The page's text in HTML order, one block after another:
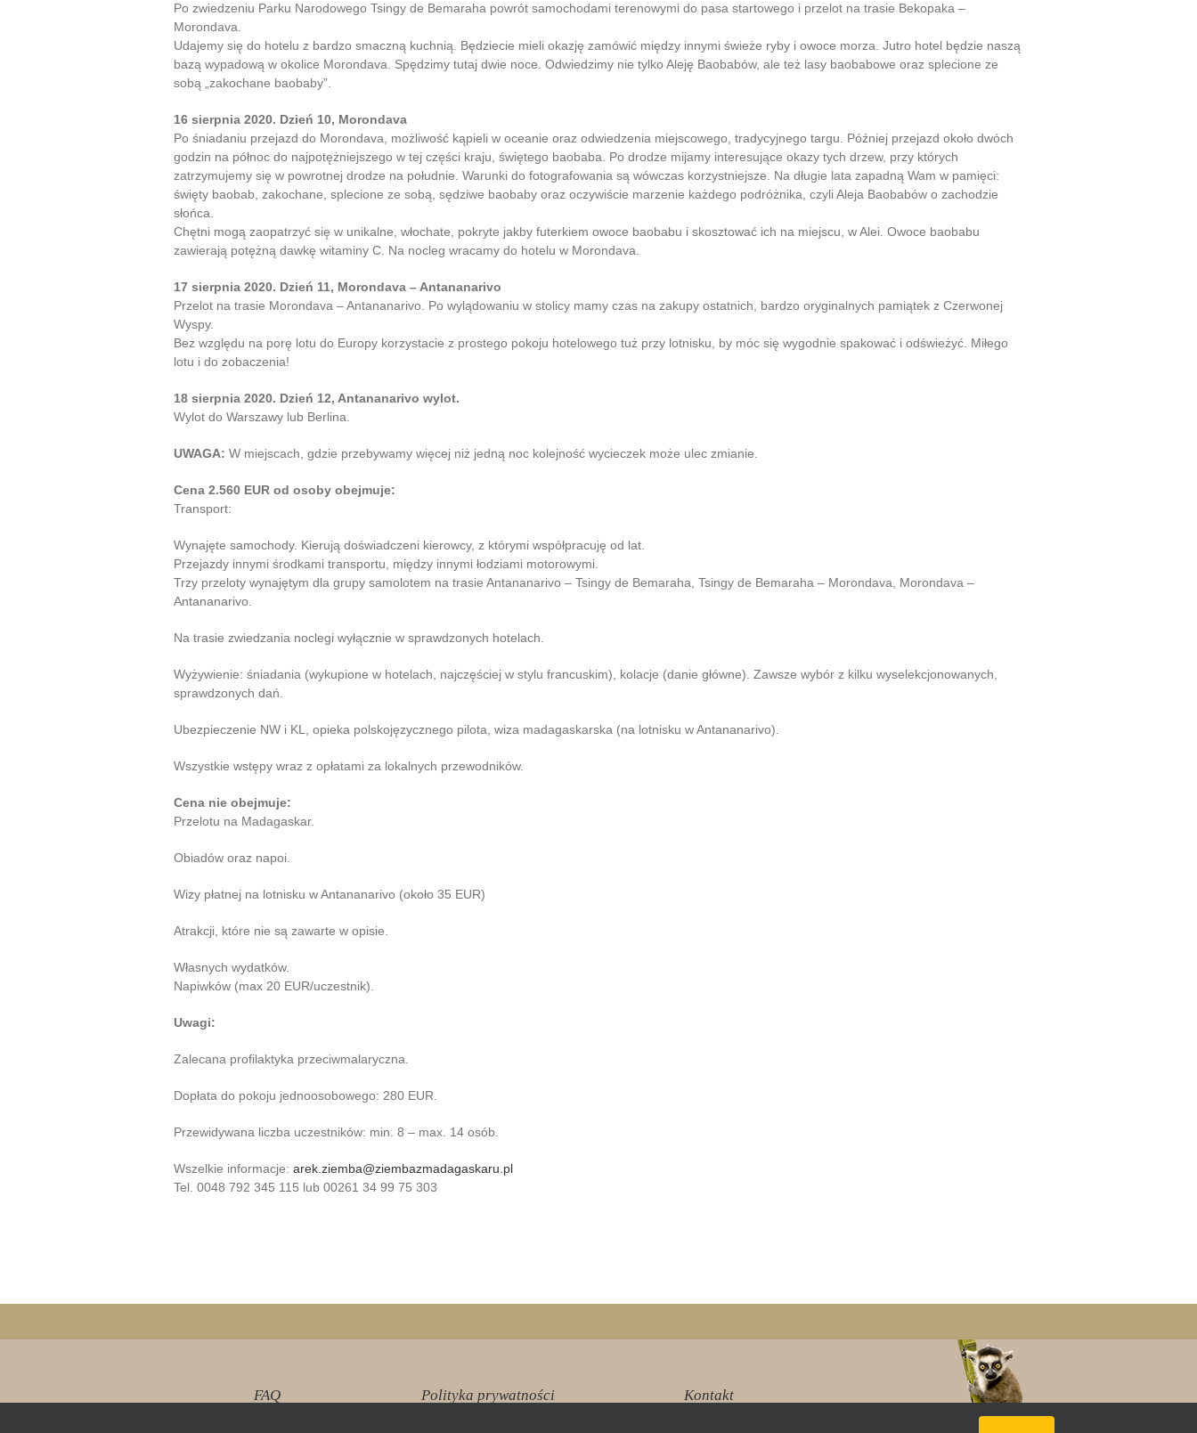
Po zwiedzeniu Parku Narodowego Tsingy de Bemaraha powrót samochodami terenowymi do pasa startowego i przelot na trasie Bekopaka –
Morondava.
Udajemy się do hotelu z bardzo smaczną kuchnią. Będziecie mieli okazję zamówić między innymi świeże ryby i owoce morza. Jutro hotel będzie naszą
bazą wypadową w okolice Morondava. Spędzimy tutaj dwie noce. Odwiedzimy nie tylko Aleję Baobabów, ale też lasy baobabowe oraz splecione ze
sobą „zakochane baobaby”.
16 sierpnia 2020. Dzień 10, Morondava
Po śniadaniu przejazd do Morondava, możliwość kąpieli w oceanie oraz odwiedzenia miejscowego, tradycyjnego targu. Później przejazd około dwóch
godzin na północ do najpotężniejszego w tej części kraju, świętego baobaba. Po drodze mijamy interesujące okazy tych drzew, przy których
zatrzymujemy się w powrotnej drodze na południe. Warunki do fotografowania są wówczas korzystniejsze. Na długie lata zapadną Wam w pamięci:
święty baobab, zakochane, splecione ze sobą, sędziwe baobaby oraz oczywiście marzenie każdego podróżnika, czyli Aleja Baobabów o zachodzie
słońca.
Chętni mogą zaopatrzyć się w unikalne, włochate, pokryte jakby futerkiem owoce baobabu i skosztować ich na miejscu, w Alei. Owoce baobabu
zawierają potężną dawkę witaminy C. Na nocleg wracamy do hotelu w Morondava.
17 sierpnia 2020. Dzień 11, Morondava – Antananarivo
Przelot na trasie Morondava – Antananarivo. Po wylądowaniu w stolicy mamy czas na zakupy ostatnich, bardzo oryginalnych pamiątek z Czerwonej
Wyspy.
Bez względu na porę lotu do Europy korzystacie z prostego pokoju hotelowego tuż przy lotnisku, by móc się wygodnie spakować i odświeżyć. Miłego
lotu i do zobaczenia!
18 sierpnia 2020. Dzień 12, Antananarivo wylot.
Wylot do Warszawy lub Berlina.
UWAGA: W miejscach, gdzie przebywamy więcej niż jedną noc kolejność wycieczek może ulec zmianie.
Cena 2.560 EUR od osoby obejmuje:
Transport:
Wynajęte samochody. Kierują doświadczeni kierowcy, z którymi współpracuję od lat.
Przejazdy innymi środkami transportu, między innymi łodziami motorowymi.
Trzy przeloty wynajętym dla grupy samolotem na trasie Antananarivo – Tsingy de Bemaraha, Tsingy de Bemaraha – Morondava, Morondava –
Antananarivo.
Na trasie zwiedzania noclegi wyłącznie w sprawdzonych hotelach.
Wyżywienie: śniadania (wykupione w hotelach, najczęściej w stylu francuskim), kolacje (danie główne). Zawsze wybór z kilku wyselekcjonowanych,
sprawdzonych dań.
Ubezpieczenie NW i KL, opieka polskojęzycznego pilota, wiza madagaskarska (na lotnisku w Antananarivo).
Wszystkie wstępy wraz z opłatami za lokalnych przewodników.
Cena nie obejmuje:
Przelotu na Madagaskar.
Obiadów oraz napoi.
Wizy płatnej na lotnisku w Antananarivo (około 35 EUR)
Atrakcji, które nie są zawarte w opisie.
Własnych wydatków.
Napiwków (max 20 EUR/uczestnik).
Uwagi:
Zalecana profilaktyka przeciwmalaryczna.
Dopłata do pokoju jednoosobowego: 280 EUR.
Przewidywana liczba uczestników: min. 8 – max. 14 osób.
Wszelkie informacje: arek.ziemba@ziembazmadagaskaru.pl
Tel. 0048 792 345 115 lub 00261 34 99 75 303
FAQ Polityka prywatności Kontakt